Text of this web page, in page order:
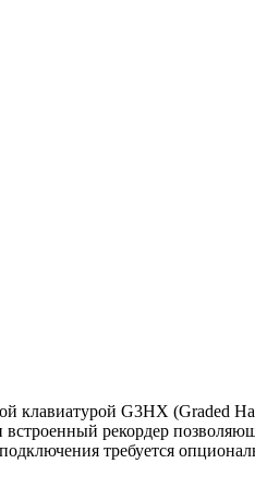
клавиатурой G3HX (Graded
рекордер
требуется